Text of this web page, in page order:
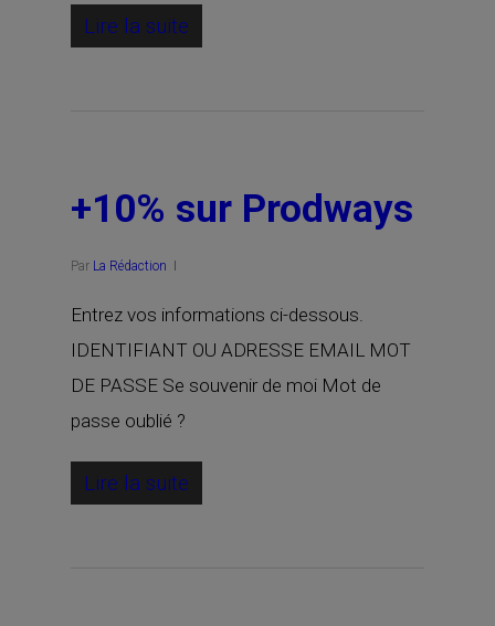
Lire la suite
+10% sur Prodways
Par La Rédaction
Entrez vos informations ci-dessous.
IDENTIFIANT OU ADRESSE EMAIL MOT
DE PASSE Se souvenir de moi Mot de
passe oublié ?
Lire la suite